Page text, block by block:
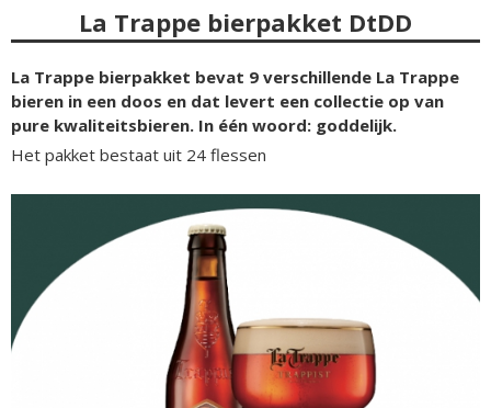
La Trappe bierpakket DtDD
La Trappe bierpakket bevat 9 verschillende La Trappe
bieren in een doos en dat levert een collectie op van
pure kwaliteitsbieren. In één woord: goddelijk.
Het pakket bestaat uit 24 flessen